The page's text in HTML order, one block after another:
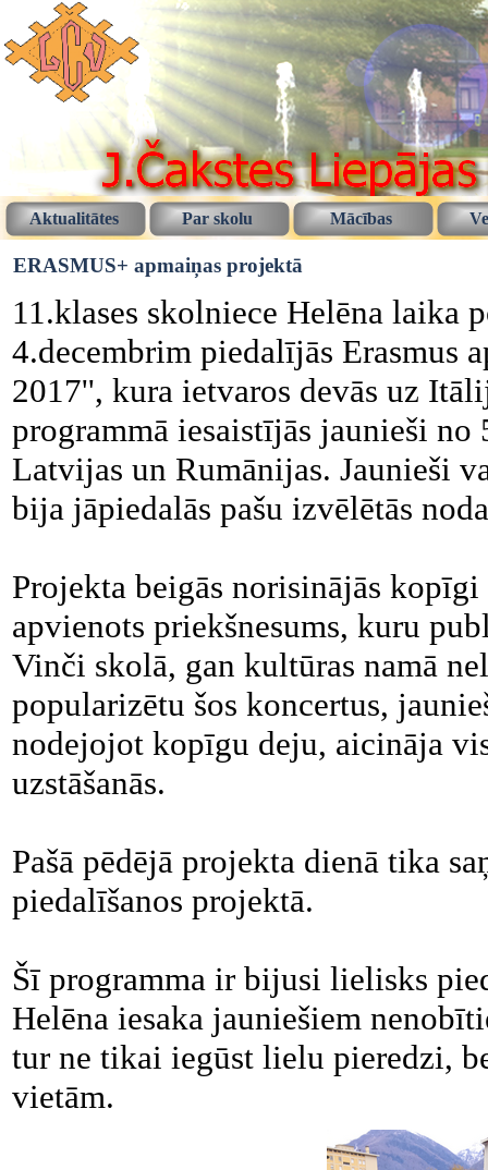
Aktualitātes Par skolu Mācības
ERASMUS+ apmaiņas projektā
11.klases skolniece Helēna laika
4.decembrim piedalījās Erasmus
2017'', kura ietvaros devās uz
programmā iesaistījās jaunieši
Latvijas un Rumānijas. Jaunieši
bija jāpiedalās pašu izvēlētās
Projekta beigās norisinājās
apvienots priekšnesums, kuru
Vinči skolā, gan kultūras namā
popularizētu šos koncertus,
nodejojot kopīgu deju, aicināja
uzstāšanās.
Pašā pēdējā projekta dienā tika
piedalīšanos projektā.
Šī programma ir bijusi lielisks
Helēna iesaka jauniešiem
tur ne tikai iegūst lielu pieredzi,
vietām.